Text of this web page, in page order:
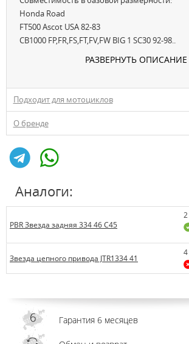
Honda Road
FT500 Ascot USA 82-83
CB1000 FP,FR,FS,FT,FV,FW BIG 1 SC30 92-98..
РАЗВЕРНУТЬ ОПИСАНИЕ
Подходит для мотоциклов
О бренде
Аналоги:
PBR Звезда задняя 334 46 C45
Звезда цепного привода JTR1334 41
Гарантия 6 месяцев